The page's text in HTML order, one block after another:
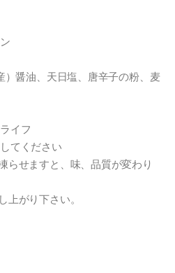
）醤油、天日塩、唐辛子の粉、麦
イフ
てください
らせますと、味、品質が変わり
がり下さい。